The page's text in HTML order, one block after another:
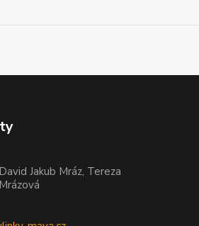
David Jakub Mráz, Tereza
Mrázová